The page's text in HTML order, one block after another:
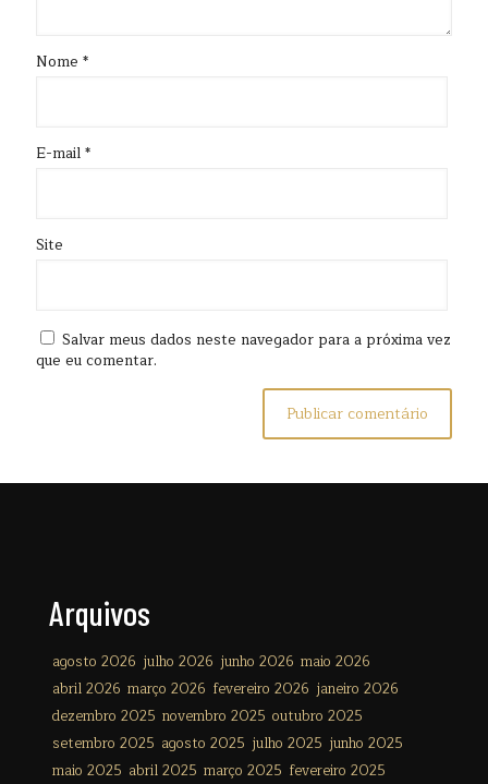
Nome *
E-mail*
Site
Salvar meus dados neste navegador para a próxima vez
que eu comentar.
Arquivos
agosto 2026 julho 2026 junho 2026 maio 2026
abril 2026 março 2026 fevereiro 2026 janeiro 2026
dezembro 2025 novembro 2025 outubro 2025
setembro 2025 agosto 2025 julho 2025 junho 2025
maio 2025 abril 2025 março 2025 fevereiro 2025